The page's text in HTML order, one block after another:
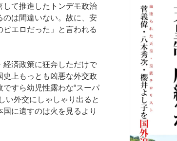
して推進したトンデモ政治
は間違いない。故に、安
エロだった」と言われる
済政策に狂奔しただけで
上もっとも凶悪な外交政
すら幼児性露わな“スーパ
い外交にしゃしゃり出ると
に遺すのは火を見るより